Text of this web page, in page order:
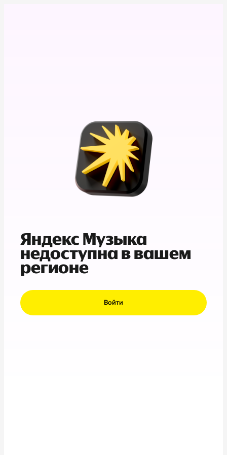
Яндекс Музыка
недоступна в вашем
регионе
Войти